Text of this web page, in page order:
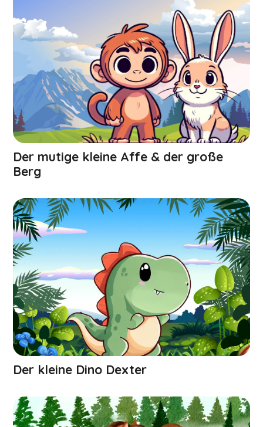
Der mutige kleine Affe & der große
Berg
Der kleine Dino Dexter